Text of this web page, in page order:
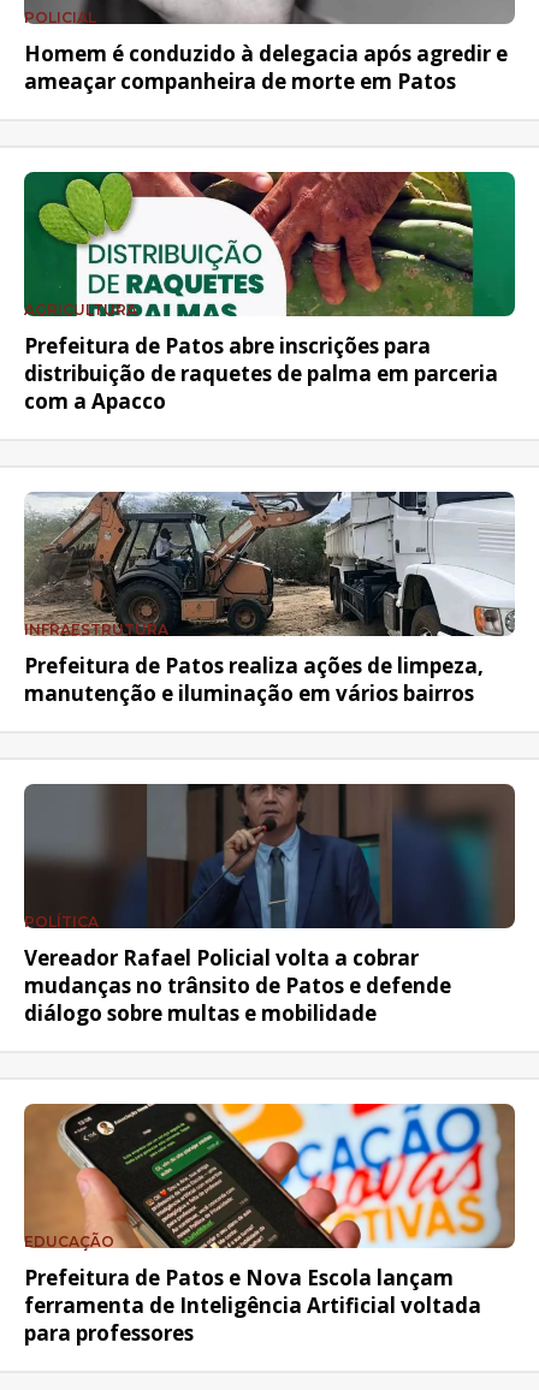
POLICIAL
Homem é conduzido à delegacia após agredir e
ameaçar companheira de morte em Patos
AGRICULTURA
Prefeitura de Patos abre inscrições para
distribuição de raquetes de palma em parceria
com a Apacco
INFRAESTRUTURA
Prefeitura de Patos realiza ações de limpeza,
manutenção e iluminação em vários bairros
POLÍTICA
Vereador Rafael Policial volta a cobrar
mudanças no trânsito de Patos e defende
diálogo sobre multas e mobilidade
EDUCAÇÃO
Prefeitura de Patos e Nova Escola lançam
ferramenta de Inteligência Artificial voltada
para professores